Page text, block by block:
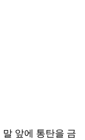
앞에 통탄을 금